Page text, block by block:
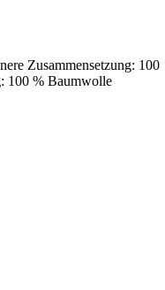
Zusammensetzung: 100
100 % Baumwolle